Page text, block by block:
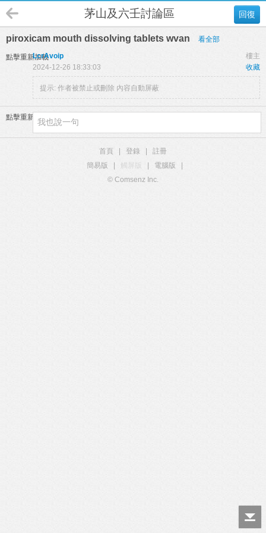
回復
茅山及六壬討論區
piroxicam mouth dissolving tablets wvan 看全部
點擊重新加載 樓主
LcrAvoip
收藏
2024-12-26 18:33:03
提示: 作者被禁止或刪除 內容自動屏蔽
點擊重新加載
首頁 登錄
註冊
簡易版
觸屏版 電腦版
© Comsenz Inc.